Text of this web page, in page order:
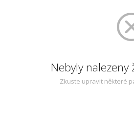
Nebyly nalezeny
Zkuste upravit některé